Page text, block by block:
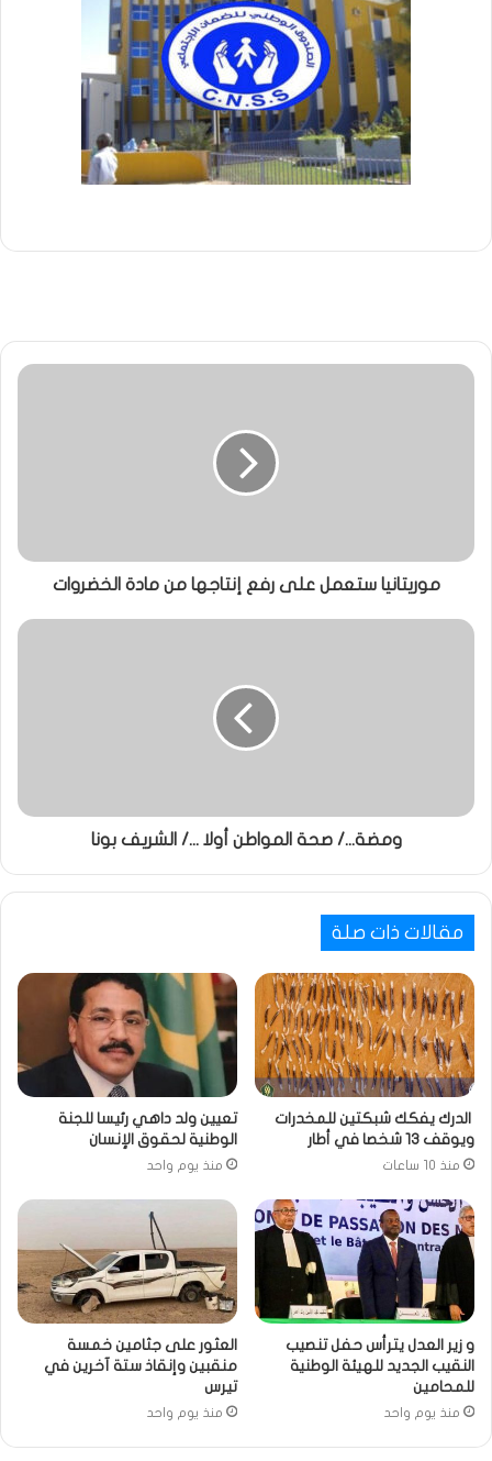
موريتانيا ستعمل على رفع إنتاجها من مادة الخضروات
ومضة.../ صحة المواطن أولا .../ الشريف بونا
مقالات ذات صلة
الدرك يفكك شبكتين للمخدرات
ويوقف 13 شخصا في أطار
منذ 10 ساعات
تعيين ولد داهي رئيسا للجنة
الوطنية لحقوق الإنسان
منذ يوم واحد
و زير العدل يترأس حفل تنصيب
النقيب الجديد للهيئة الوطنية
للمحامين
منذ يوم واحد
العثور على جثامين خمسة
منقبين وإنقاذ ستة آخرين في
تيرس
منذ يوم واحد